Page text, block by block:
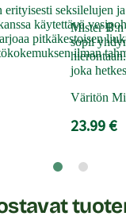
seksilelujen ja
käytettävä
pitkäkestoisen
ilman
Mister
sopii
joka
Väritön
23.99 €